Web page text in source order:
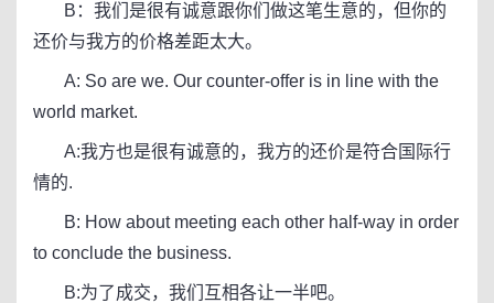
B：我们是很有诚意跟你们做这笔生意的，但你的
还价与我方的价格差距太大。
A: So are we. Our counter-offer is in line with the
world market.
A:我方也是很有诚意的，我方的还价是符合国际行
情的.
B: How about meeting each other half-way in order
to conclude the business.
B:为了成交，我们互相各让一半吧。